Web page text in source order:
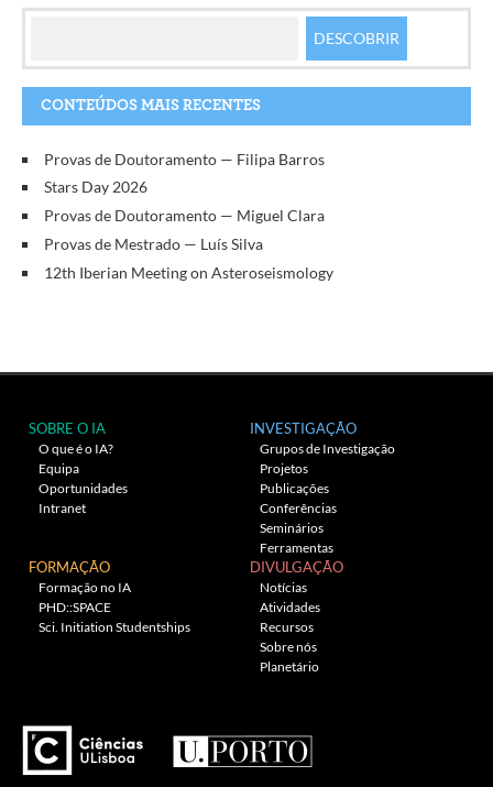
CONTEÚDOS MAIS RECENTES
Provas de Doutoramento — Filipa Barros
Stars Day 2026
Provas de Doutoramento — Miguel Clara
Provas de Mestrado — Luís Silva
12th Iberian Meeting on Asteroseismology
SOBRE O IA
O que é o IA?
Equipa
Oportunidades
Intranet
INVESTIGAÇÃO
Grupos de Investigação
Projetos
Publicações
Conferências
Seminários
Ferramentas
FORMAÇÃO
Formação no IA
PHD::SPACE
Sci. Initiation Studentships
DIVULGAÇÃO
Notícias
Atividades
Recursos
Sobre nós
Planetário